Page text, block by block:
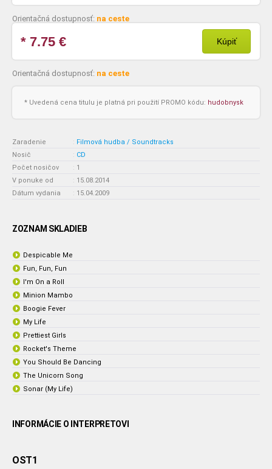
Orientačná dostupnosť: na ceste
* 7.75 € Kúpiť
Orientačná dostupnosť: na ceste
* Uvedená cena titulu je platná pri použití PROMO kódu: hudobnysk
Zaradenie : Filmová hudba / Soundtracks
Nosič
: CD
Počet nosičov
: 1
V ponuke od
: 15.08.2014
Dátum vydania
: 15.04.2009
ZOZNAM SKLADIEB
Despicable Me
Fun, Fun, Fun
I'm On a Roll
Minion Mambo
Boogie Fever
My Life
Prettiest Girls
Rocket's Theme
You Should Be Dancing
The Unicorn Song
Sonar (My Life)
INFORMÁCIE O INTERPRETOVI
OST1